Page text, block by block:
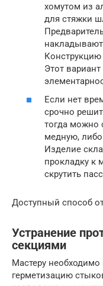
хомутом из
для стяжки
Этот
Если нет
срочно
тогда можно
медную,
Изделие
прокладку к
скрутить
Доступный способ
Устранение
секциями
Мастеру
герметизацию